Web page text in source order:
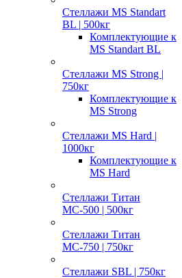
Стеллажи MS Standart
BL | 500кг
Комплектующие к
MS Standart BL
Стеллажи MS Strong |
750кг
Комплектующие к
MS Strong
Стеллажи MS Hard |
1000кг
Комплектующие к
MS Hard
Стеллажи Титан
МС-500 | 500кг
Стеллажи Титан
МС-750 | 750кг
Стеллажи SBL | 750кг